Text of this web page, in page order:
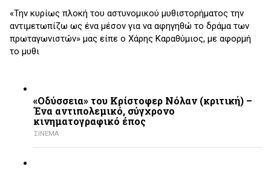
«Την κυρίως πλοκή του αστυνομικού μυθιστορήματος την
αντιμετωπίζω ως ένα μέσον για να αφηγηθώ το δράμα των
πρωταγωνιστών» μας είπε ο Χάρης Καραθύμιος, με αφορμή
το μυθι
«Οδύσσεια» του Κρίστοφερ Νόλαν (κριτική) –
Ένα αντιπολεμικό, σύγχρονο
κινηματογραφικό έπος
ΣΙΝΕΜΑ